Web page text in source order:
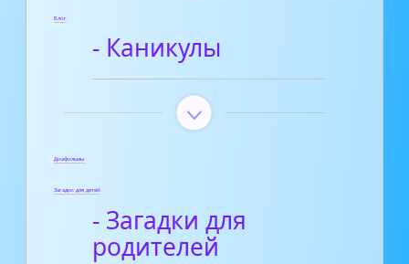
Блог
- Каникулы
Диафильмы
Загадки для детей
- Загадки для
родителей